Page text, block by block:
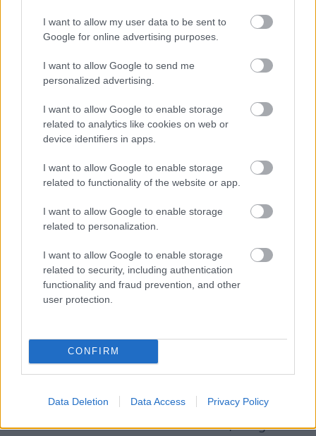
I want to allow my user data to be sent to
Google for online advertising purposes.
I want to allow Google to send me
personalized advertising.
I want to allow Google to enable storage
related to analytics like cookies on web or
device identifiers in apps.
I want to allow Google to enable storage
related to functionality of the website or app.
I want to allow Google to enable storage
related to personalization.
I want to allow Google to enable storage
related to security, including authentication
functionality and fraud prevention, and other
user protection.
CONFIRM
Data Deletion Data Access Privacy Policy
abroncsain és nem találta a ritmust. A brit
szenvedését a bajnoki éllovas Pourchaire is ki
tudta használni Jack Doohannel egyetemben.
Hughes a 24. körben már a pontszerző helyektől
is elbúcsúzhatott, miután visszaesett a 11.
helyre.
Az élen már nem változott a sorrend, Drugovich